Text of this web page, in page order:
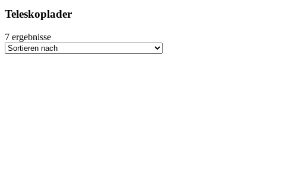
Teleskoplader
7 ergebnisse